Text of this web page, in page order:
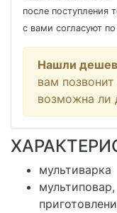
после поступления
с вами согласуют
Нашли
вам
возможна ли
мультиварка